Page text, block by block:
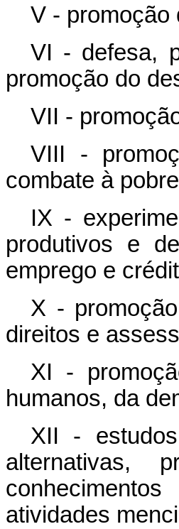
V - promoção
VI - defesa,
promoção do
VII -
VIII -
combate à
IX -
produtivos e
emprego e
X -
direitos e
XI -
humanos, da
XII -
alternativas,
atividades